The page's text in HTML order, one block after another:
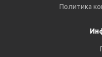
Политика